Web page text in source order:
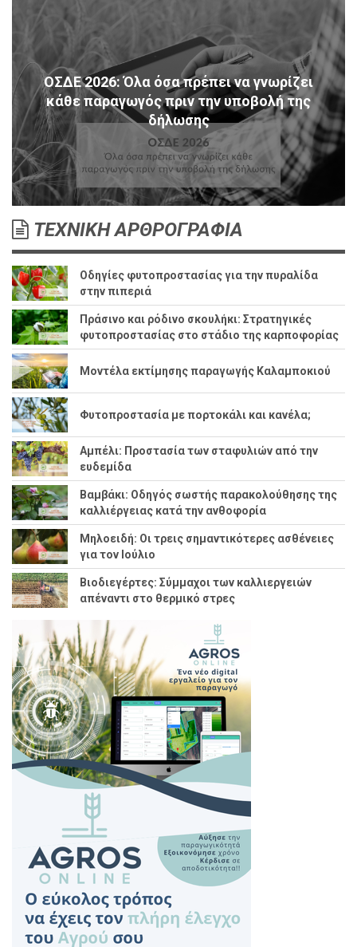
ΟΣΔΕ 2026: Όλα όσα πρέπει να γνωρίζει
κάθε παραγωγός πριν την υποβολή της
δήλωσης
ΤΕΧΝΙΚΗ ΑΡΘΡΟΓΡΑΦΙΑ
Οδηγίες φυτοπροστασίας για την πυραλίδα
στην πιπεριά
Πράσινο και ρόδινο σκουλήκι: Στρατηγικές
φυτοπροστασίας στο στάδιο της καρποφορίας
Μοντέλα εκτίμησης παραγωγής Καλαμποκιού
Φυτοπροστασία με πορτοκάλι και κανέλα;
Αμπέλι: Προστασία των σταφυλιών από την
ευδεμίδα
Βαμβάκι: Οδηγός σωστής παρακολούθησης της
καλλιέργειας κατά την ανθοφορία
Μηλοειδή: Οι τρεις σημαντικότερες ασθένειες
για τον Ιούλιο
Βιοδιεγέρτες: Σύμμαχοι των καλλιεργειών
απέναντι στο θερμικό στρες